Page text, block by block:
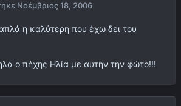
Νοέμβριος 18, 2006
η καλύτερη που έχω δει του
ο πήχης Ηλία με αυτήν την φώτο!!!